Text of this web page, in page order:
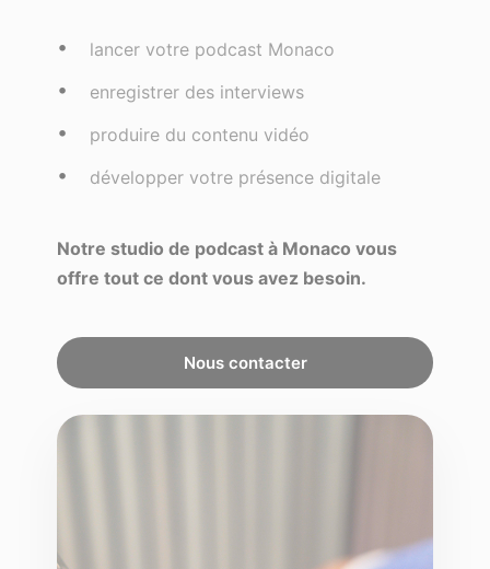
lancer votre podcast Monaco
enregistrer des interviews
produire du contenu vidéo
développer votre présence digitale
Notre studio de podcast à Monaco vous
offre tout ce dont vous avez besoin.
Nous contacter